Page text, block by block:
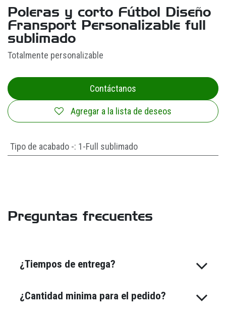
Poleras y corto Fútbol Diseño
Fransport Personalizable full
sublimado
Totalmente personalizable
Contáctanos
Agregar a la lista de deseos
Tipo de acabado -: 1-Full sublimado
Preguntas frecuentes
¿Tiempos de entrega?
¿Cantidad minima para el pedido?